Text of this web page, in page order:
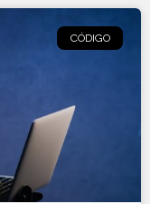
CÓDIGO